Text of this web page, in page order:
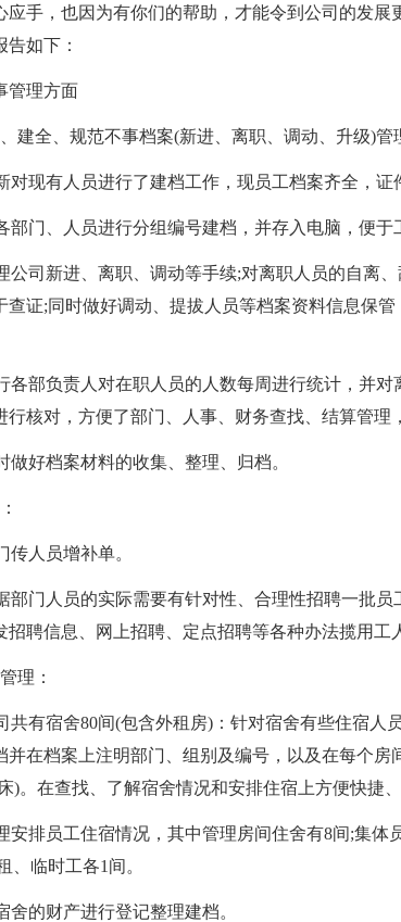
应手，也因为有你们的帮助，才能令到公司的发
如下：
管理方面
建全、规范不事档案(新进、离职、调动、升级)管
对现有人员进行了建档工作，现员工档案齐全，证
部门、人员进行分组编号建档，并存入电脑，便于
公司新进、离职、调动等手续;对离职人员的自离
查证;同时做好调动、提拔人员等档案资料信息保
各部负责人对在职人员的人数每周进行统计，并
行核对，方便了部门、人事、财务查找、结算管理
做好档案材料的收集、整理、归档。
传人员增补单。
部门人员的实际需要有针对性、合理性招聘一批
招聘信息、网上招聘、定点招聘等各种办法揽用工
理：
共有宿舍80间(包含外租房)：针对宿舍有些住宿人
并在档案上注明部门、组别及编号，以及在每个房
)。在查找、了解宿舍情况和安排住宿上方便快捷
安排员工住宿情况，其中管理房间住舍有8间;集体
、临时工各1间。
舍的财产进行登记整理建档。